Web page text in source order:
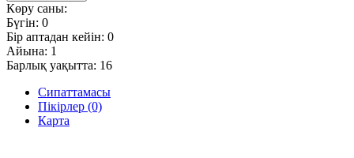
Көру саны:
Бүгін: 0
Бір аптадан кейін: 0
Айына: 1
Барлық уақытта: 16
Сипаттамасы
Пікірлер (0)
Карта